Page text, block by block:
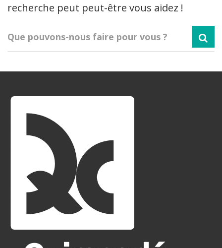
recherche peut peut-être vous aidez !